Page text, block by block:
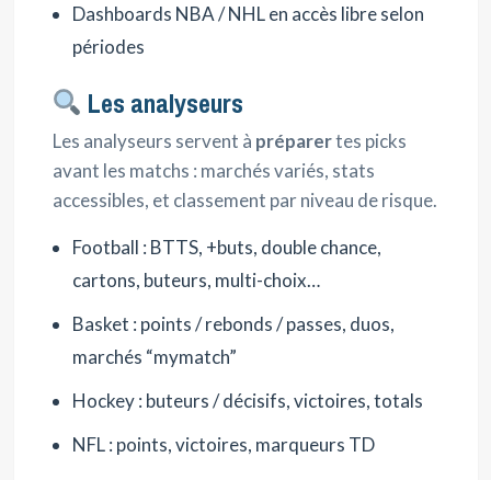
Dashboards NBA / NHL en accès libre selon
périodes
Les analyseurs
Les analyseurs servent à préparertes picks
avant les matchs : marchés variés, stats
accessibles, et classement par niveau de risque.
Football : BTTS, +buts, double chance,
cartons, buteurs, multi-choix…
Basket : points / rebonds / passes, duos,
marchés “mymatch”
Hockey : buteurs / décisifs, victoires, totals
NFL : points, victoires, marqueurs TD